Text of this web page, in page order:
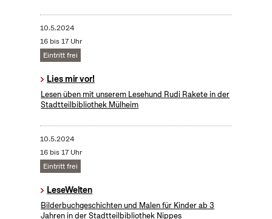
10.5.2024
16 bis 17 Uhr
Eintritt frei
Lies mir vor!
Lesen üben mit unserem Lesehund Rudi Rakete in der
Stadtteilbibliothek Mülheim
10.5.2024
16 bis 17 Uhr
Eintritt frei
LeseWelten
Bilderbuchgeschichten und Malen für Kinder ab 3
Jahren in der Stadtteilbibliothek Nippes